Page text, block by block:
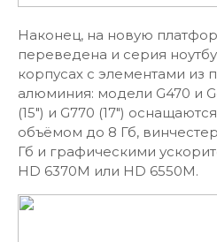
Наконец, на новую
переведена и серия
корпусах с элементами из
алюминия: модели G470 и
(15") и G770 (17")
объёмом до 8 Гб,
Гб и графическими
HD 6370M или HD 6550M.